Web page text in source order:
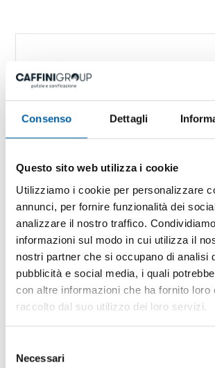
Consenso Dettagli
Questo sito web utilizza i cookie
Utilizziamo i cookie per personalizzare
annunci, per fornire funzionalità dei
analizzare il nostro traffico.
informazioni sul modo in cui utilizza il
nostri partner che si occupano di analisi
pubblicità e social media, i quali
con altre informazioni che ha fornito loro
raccolto dal suo utilizzo dei loro servizi.
delNecessari
impresa di pulizie per privati
https://www.caffinigroup.it/it-it/
Tag directory > impresa di
pulizie per
dipulizieper privati